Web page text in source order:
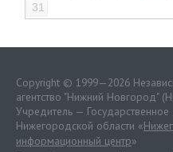
31
Copyright © 1999—2026
агентство "Нижний Новгород"
Учредитель —
Нижегородской области «
информационный центр»